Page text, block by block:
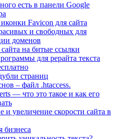
есть в панели Google
Favicon для сайта
и свободных для
доменов
на битые ссылки
для рерайта текста
страниц
– файл .htaccess.
— что это такое и как его
и увеличение скорости сайта в
бизнеса